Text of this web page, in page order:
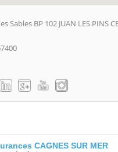
Sables BP 102 JUAN LES PINS
CAGNES SUR MER